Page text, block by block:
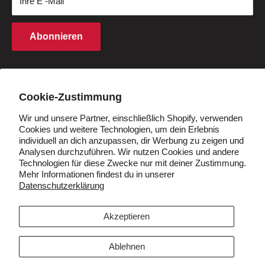
Cookie-Zustimmung
Wir und unsere Partner, einschließlich Shopify, verwenden
Cookies und weitere Technologien, um dein Erlebnis
individuell an dich anzupassen, dir Werbung zu zeigen und
Analysen durchzuführen. Wir nutzen Cookies und andere
Technologien für diese Zwecke nur mit deiner Zustimmung.
Mehr Informationen findest du in unserer
Datenschutzerklärung
Akzeptieren
Ablehnen
Kaufbedingungen
Rechte an geistigem Eigentum
Cookie -Richtlinie
Finanzierung
Partnerprogramm
Studentenrabatt
Abonnieren
Deutschland (EUR €)
Folgen Sie uns
Wir akzeptieren